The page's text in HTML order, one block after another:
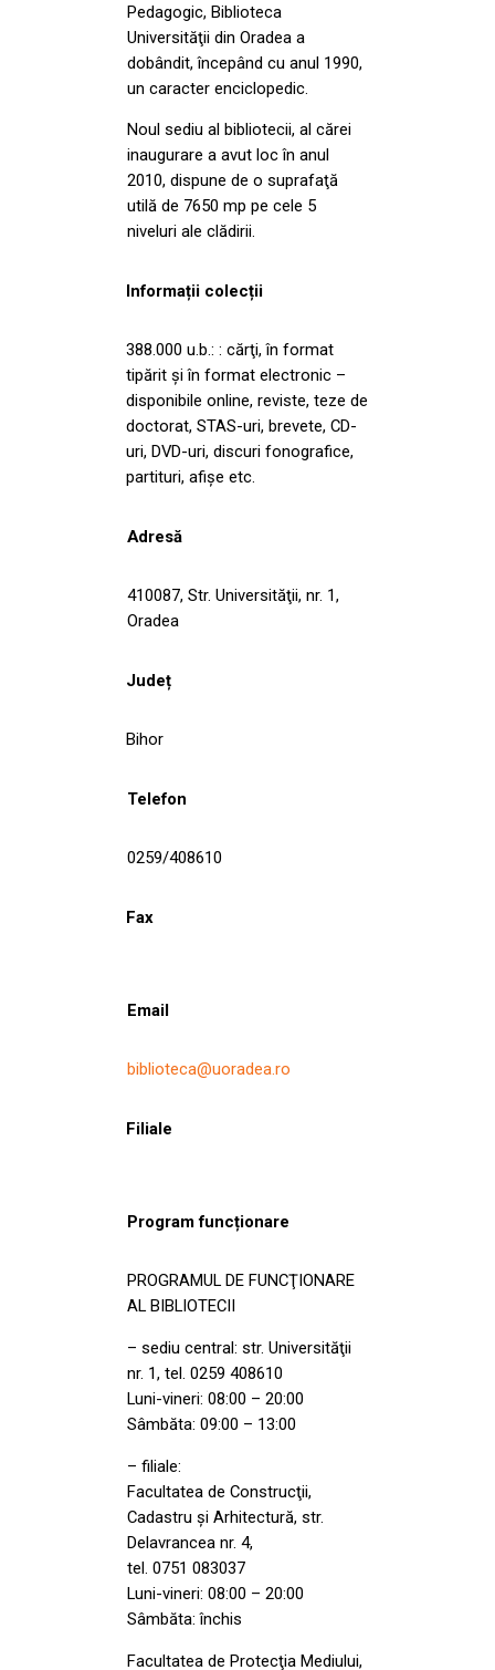
Pedagogic, Biblioteca
Universităţii din Oradea a
dobândit, începând cu anul 1990,
un caracter enciclopedic.
Noul sediu al bibliotecii, al cărei
inaugurare a avut loc în anul
2010, dispune de o suprafaţă
utilă de 7650 mp pe cele 5
niveluri ale clădirii.
Informații colecții
388.000 u.b.: : cărţi, în format
tipărit și în format electronic –
disponibile online, reviste, teze de
doctorat, STAS-uri, brevete, CD-
uri, DVD-uri, discuri fonografice,
partituri, afișe etc.
Adresă
410087, Str. Universităţii, nr. 1,
Oradea
Județ
Bihor
Telefon
0259/408610
Fax
Email
biblioteca@uoradea.ro
Filiale
Program funcționare
PROGRAMUL DE FUNCŢIONARE
AL BIBLIOTECII
– sediu central: str. Universităţii
nr. 1, tel. 0259 408610
Luni-vineri: 08:00 – 20:00
Sâmbăta: 09:00 – 13:00
– filiale:
Facultatea de Construcţii,
Cadastru şi Arhitectură, str.
Delavrancea nr. 4,
tel. 0751 083037
Luni-vineri: 08:00 – 20:00
Sâmbăta: închis
Facultatea de Protecţia Mediului,